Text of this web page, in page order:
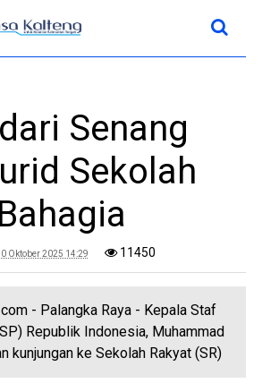
Senang
Sekolah
Oktober 2025 14:29 11450
- Palangka Raya - Kepala Staf
Republik Indonesia, Muhammad
kunjungan ke Sekolah Rakyat (SR)